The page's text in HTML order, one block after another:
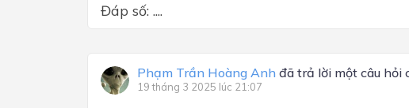
Đáp số: ....
Phạm Trần Hoàng Anh đã trả lời một câu hỏi
19 tháng 3 2025 lúc 21:07